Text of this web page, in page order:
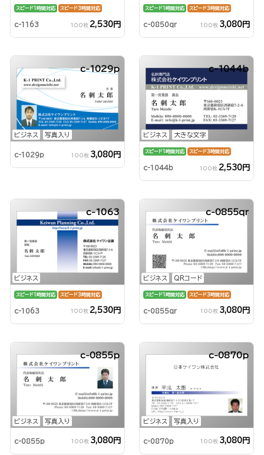
スピード1時間対応 スピード3時間対応
c-1163 100枚 2,530円
スピード1時間対応 スピード3時間対応
c-0850qr 100枚 3,080円
ビジネス 写真入り
c-1029p
c-1029p 100枚 3,080円
ビジネス 大きな文字
c-1044b
スピード1時間対応 スピード3時間対応
c-1044b 100枚 2,530円
ビジネス
c-1063
スピード1時間対応 スピード3時間対応
c-1063 100枚 2,530円
ビジネス QRコード
c-0855qr
スピード1時間対応 スピード3時間対応
c-0855qr 100枚 3,080円
ビジネス 写真入り
c-0855p
c-0855p 100枚 3,080円
ビジネス 写真入り
c-0870p
c-0870p 100枚 3,080円